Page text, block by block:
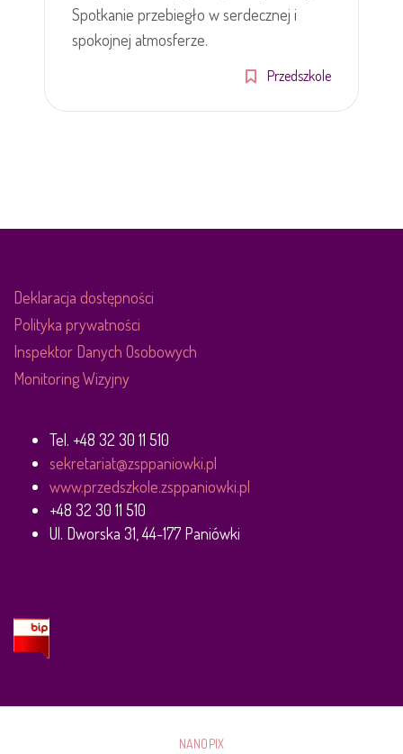
Spotkanie przebiegło w serdecznej i
spokojnej atmosferze.
Przedszkole
Deklaracja dostępności
Polityka prywatności
Inspektor Danych Osobowych
Monitoring Wizyjny
Tel. +48 32 30 11 510
sekretariat@zsppaniowki.pl
www.przedszkole.zsppaniowki.pl
+48 32 30 11 510
Ul. Dworska 31, 44-177 Paniówki
NANOPIX